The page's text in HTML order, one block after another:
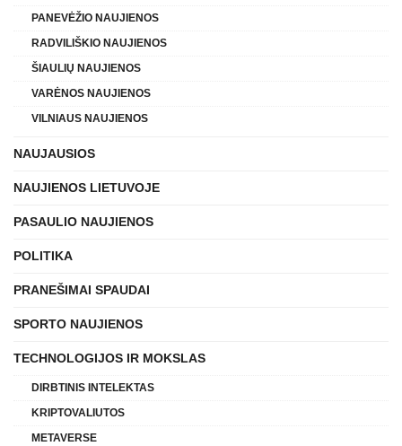
PANEVĖŽIO NAUJIENOS
RADVILIŠKIO NAUJIENOS
ŠIAULIŲ NAUJIENOS
VARĖNOS NAUJIENOS
VILNIAUS NAUJIENOS
NAUJAUSIOS
NAUJIENOS LIETUVOJE
PASAULIO NAUJIENOS
POLITIKA
PRANEŠIMAI SPAUDAI
SPORTO NAUJIENOS
TECHNOLOGIJOS IR MOKSLAS
DIRBTINIS INTELEKTAS
KRIPTOVALIUTOS
METAVERSE